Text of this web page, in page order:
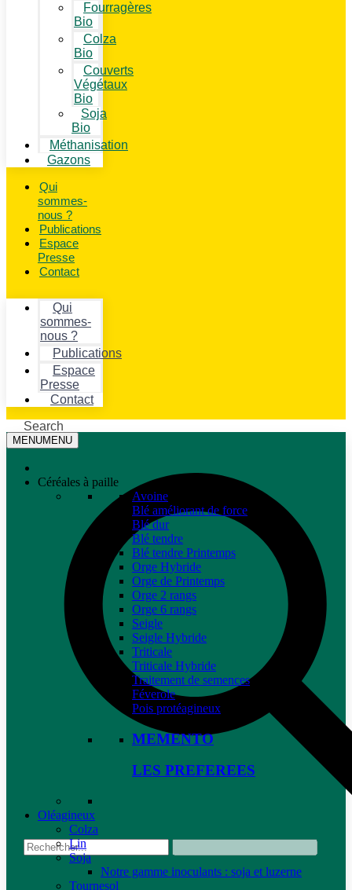
Fourragères
Bio
Colza
Bio
Couverts
Végétaux
Bio
Soja
Bio
Méthanisation
Gazons
Qui
sommes-
nous ?
Publications
Espace
Presse
Contact
Qui
sommes-
nous ?
Publications
Espace
Presse
Contact
Search
MENUMENU
Céréales à paille
Avoine
Blé améliorant de force
Blé dur
Blé tendre
Blé tendre Printemps
Orge Hybride
Orge de Printemps
Orge 2 rangs
Orge 6 rangs
Seigle
Seigle Hybride
Triticale
Triticale Hybride
Traitement de semences
Féverole
Pois protéagineux
MEMENTO
LES PREFEREES
Oléagineux
Colza
Lin
Soja
Notre gamme inoculants : soja et luzerne
Tournesol